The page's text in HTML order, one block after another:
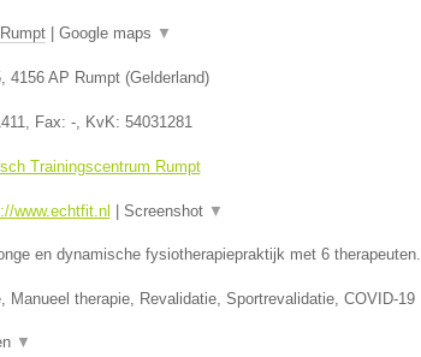
Rumpt| Google maps ▼
, 4156 AP Rumpt(Gelderland)
, Fax: -, KvK: 54031281
Trainingscentrum Rumpt
www.echtfit.nl Screenshot ▼
en dynamische fysiotherapiepraktijk met 6 therapeuten.
Manueel therapie, Revalidatie, Sportrevalidatie, COVID-19
▼